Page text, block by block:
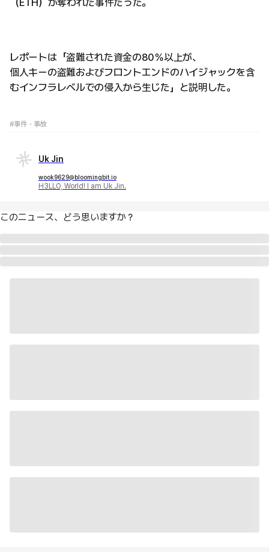
（ETH）が奪われた事件だった。
レポートは「盗難された資金の80％以上が、
個人キーの盗難およびフロントエンドのハイジャックを含
むインフラレベルでの侵入から生じた」と説明した。
#事件・事故
Uk Jin
wook9629@bloomingbit.io
H3LLO, World! I am Uk Jin.
このニュース、どう思いますか？